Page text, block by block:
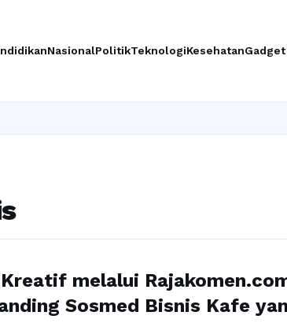
NasionalPolitikTeknologiKesehatanGadget
melalui
Sosmed Bisnis Kafe